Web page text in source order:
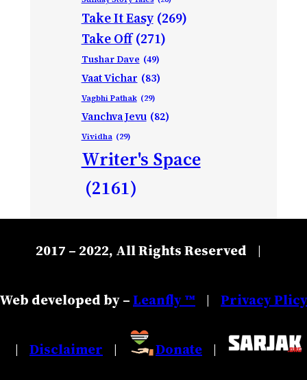
Take It Easy (269)
Take Off (271)
Tushar Dave (49)
Vaat Vichar (83)
Vagbhi Pathak (29)
Vanchva Jevu (82)
Vividha (29)
Writer's Space
(2161)
2017 – 2022, All Rights Reserved |
Web developed by –Leanfly ™ | Privacy Plicy
| Disclaimer | Donate |